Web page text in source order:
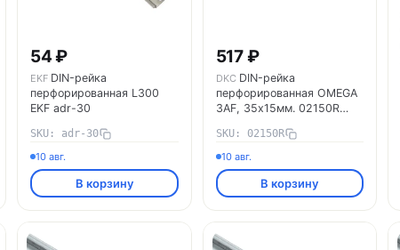
54 ₽
EKF DIN-рейка
перфорированная L300
EKF adr-30
SKU: adr-30
10 авг.
В корзину
517 ₽
DKC DIN-рейка
перфорированная OMEGA
3AF, 35х15мм. 02150R
SKU: 02150R
10 авг.
В корзину